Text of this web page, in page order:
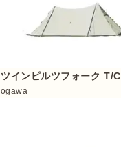
ツインピルツフォーク T/C
ogawa